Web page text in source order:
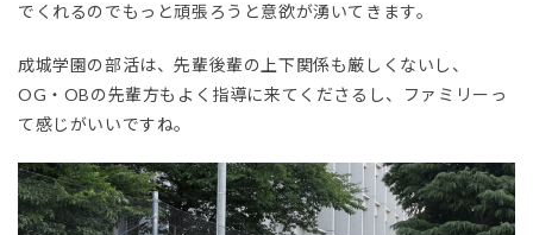
でくれるのでもっと頑張ろうと意欲が湧いてきます。
成城学園の部活は、先輩後輩の上下関係も厳しくないし、
OG・OBの先輩方もよく指導に来てくださるし、ファミリーっ
て感じがいいですね。